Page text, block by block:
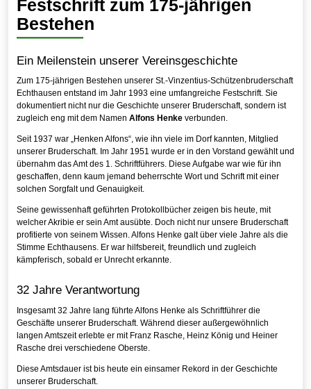
Festschrift zum 175-jährigen
Bestehen
Ein Meilenstein unserer Vereinsgeschichte
Zum 175-jährigen Bestehen unserer St.-Vinzentius-Schützenbruderschaft
Echthausen entstand im Jahr 1993 eine umfangreiche Festschrift. Sie
dokumentiert nicht nur die Geschichte unserer Bruderschaft, sondern ist
zugleich eng mit dem Namen Alfons Henke verbunden.
Seit 1937 war „Henken Alfons“, wie ihn viele im Dorf kannten, Mitglied
unserer Bruderschaft. Im Jahr 1951 wurde er in den Vorstand gewählt und
übernahm das Amt des 1. Schriftführers. Diese Aufgabe war wie für ihn
geschaffen, denn kaum jemand beherrschte Wort und Schrift mit einer
solchen Sorgfalt und Genauigkeit.
Seine gewissenhaft geführten Protokollbücher zeigen bis heute, mit
welcher Akribie er sein Amt ausübte. Doch nicht nur unsere Bruderschaft
profitierte von seinem Wissen. Alfons Henke galt über viele Jahre als die
Stimme Echthausens. Er war hilfsbereit, freundlich und zugleich
kämpferisch, sobald er Unrecht erkannte.
32 Jahre Verantwortung
Insgesamt 32 Jahre lang führte Alfons Henke als Schriftführer die
Geschäfte unserer Bruderschaft. Während dieser außergewöhnlich
langen Amtszeit erlebte er mit Franz Rasche, Heinz König und Heiner
Rasche drei verschiedene Oberste.
Diese Amtsdauer ist bis heute ein einsamer Rekord in der Geschichte
unserer Bruderschaft.